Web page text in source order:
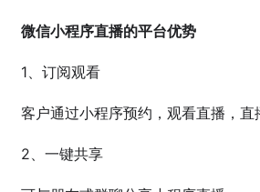
微信小程序直播的平台优势
1、订阅观看
客户通过小程序预约，观看直播，直
2、一键共享